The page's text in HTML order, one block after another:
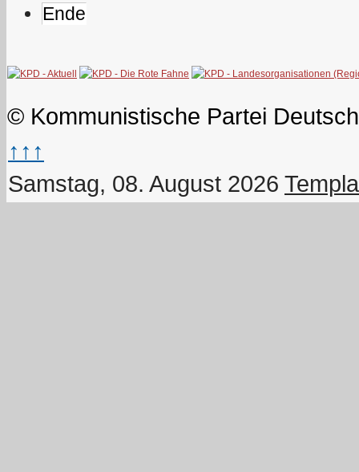
Ende
© Kommunistische Partei
↑↑↑
Samstag, 08. August 2026